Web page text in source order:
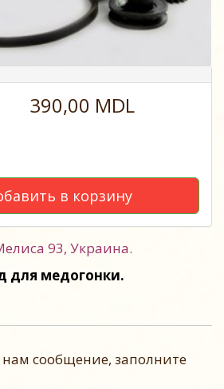
390,00 MDL
в корзину
93, Украина.
для медогонки.
сообщение, заполните